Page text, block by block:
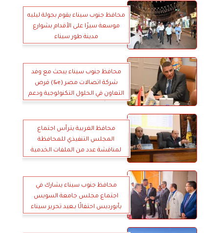
محافظ جنوب سيناء يقوم بجولة ليليه
موسعة سيرًا على الأقدام بشوارع
مدينة طور سيناء
محافظ جنوب سيناء يبحث مع وفد
شركة اتصالات مصر (e&) فرص
التعاون في الحلول التكنولوجية ودعم
محافظ الغربية يترأس اجتماع
المجلس التنفيذي للمحافظة
لمناقشة عدد من الملفات الخدمية
الأضحى المبارك
محافظ جنوب سيناء يشارك في
اجتماع مجلس جامعة السويس
بأبورديس احتفالًا بـعيد تحرير سيناء